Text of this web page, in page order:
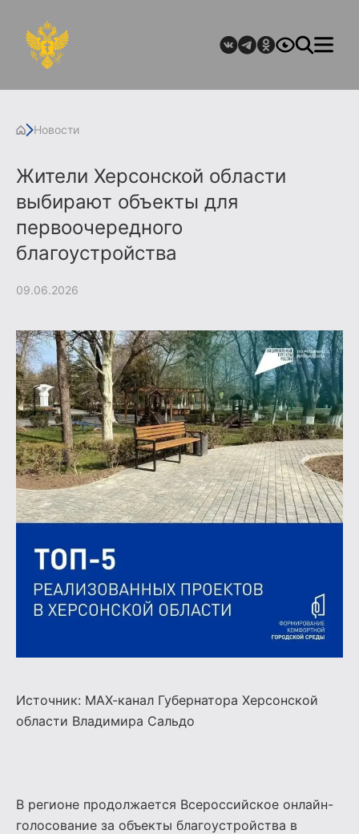
Новости
Жители Херсонской области
выбирают объекты для
первоочередного
благоустройства
09.06.2026
Источник: МАХ-канал Губернатора Херсонской
области Владимира Сальдо
В регионе продолжается Всероссийское онлайн-
голосование за объекты благоустройства в